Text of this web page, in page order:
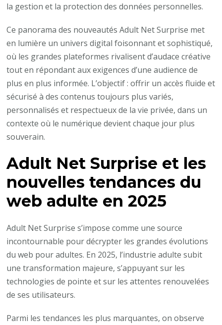
la gestion et la protection des données personnelles.
Ce panorama des nouveautés Adult Net Surprise met
en lumière un univers digital foisonnant et sophistiqué,
où les grandes plateformes rivalisent d’audace créative
tout en répondant aux exigences d’une audience de
plus en plus informée. L’objectif : offrir un accès fluide et
sécurisé à des contenus toujours plus variés,
personnalisés et respectueux de la vie privée, dans un
contexte où le numérique devient chaque jour plus
souverain.
Adult Net Surprise et les
nouvelles tendances du
web adulte en 2025
Adult Net Surprise s’impose comme une source
incontournable pour décrypter les grandes évolutions
du web pour adultes. En 2025, l’industrie adulte subit
une transformation majeure, s’appuyant sur les
technologies de pointe et sur les attentes renouvelées
de ses utilisateurs.
Parmi les tendances les plus marquantes, on observe